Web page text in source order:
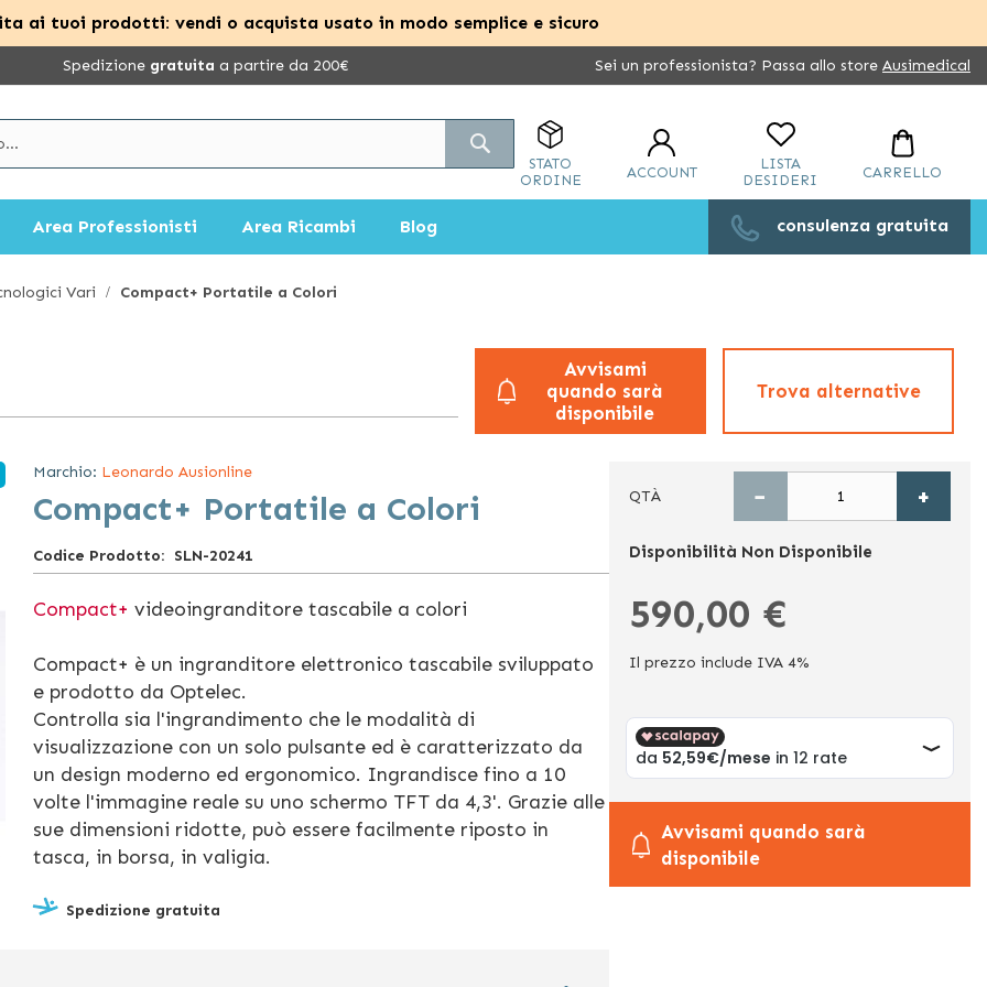
ai tuoi prodotti: vendi o acquista usato in modo semplice e sicuro
Spedizione gratuita a partire da 200€ Sei un professionista? Passa allo store Ausimedical
STATO
ORDINE
ACCOUNT
LISTA
DESIDERI
CARRELLO
Area Professionisti Area Ricambi Blog consulenza gratuita
Vari Compact+ Portatile a Colori
Avvisami
quando sarà
disponibile
Trova alternative
Marchio: Leonardo Ausionline
Compact+ Portatile a Colori
Codice Prodotto SLN-20241
Compact+ videoingranditore tascabile a colori
Compact+ è un ingranditore elettronico tascabile sviluppato
e prodotto da Optelec.
Controlla sia l'ingrandimento che le modalità di
visualizzazione con un solo pulsante ed è caratterizzato da
un design moderno ed ergonomico. Ingrandisce fino a 10
volte l'immagine reale su uno schermo TFT da 4,3'. Grazie alle
sue dimensioni ridotte, può essere facilmente riposto in
tasca, in borsa, in valigia.
Spedizione gratuita
QTÀ − +
Disponibilità Non Disponibile
590,00 €
Il prezzo include IVA 4%
Avvisami quando sarà
disponibile